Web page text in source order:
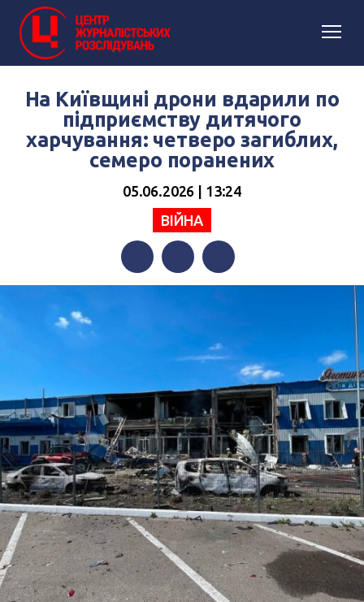
На Київщині дрони вдарили по
підприємству дитячого
харчування: четверо загиблих,
семеро поранених
05.06.2026 | 13:24
ВІЙНА
FacebookTwitterTelegram